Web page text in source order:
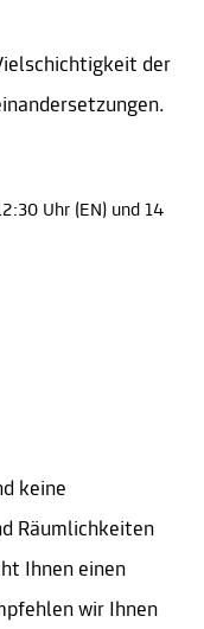
der
Uhr (EN) und 14
keine
Räumlichkeiten
Ihnen einen
wir Ihnen